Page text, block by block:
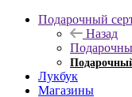
Подарочный
Назад
Лукбук
Магазины